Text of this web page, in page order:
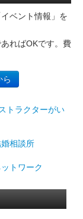
ベント情報」を
ればOKです。費
ら